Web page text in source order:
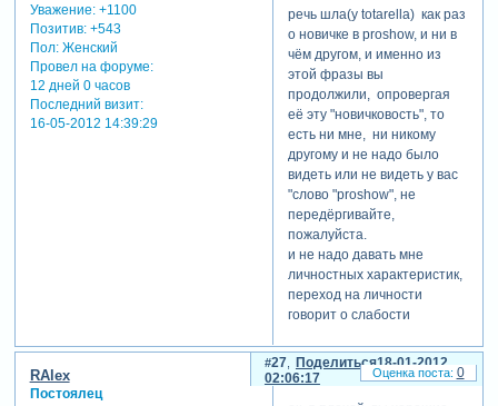
какой ужас... у вас
удивительная фантазия. ну
где вы у меня увидели слово
"proshow"? я писал
совершенно об ином. о том,
что новичку простительно
все, пока он новичок и пусть
берет количеством, изучает
это дело, если сразу не
выходит качеством. а вот
если не новичок - тут и
спрос другой. я возразил
увиденному в сообщениях
мнению, что человек, только
начав осваивать какое-то
дело, должен медленно и
не торопясь, мелкими
шажками идти к созданию
Уважение: +1100
Позитив: +543
Пол:Женский
Провел на форуме:
12 дней 0 часов
Последний визит:
16-05-2012 14:39:29
речь шла(у totarella) как раз
о новичке в proshow, и ни в
чём другом, и именно из
этой фразы вы
продолжили, опровергая
её эту "новичковость", то
есть ни мне, ни никому
другому и не надо было
видеть или не видеть у вас
"слово "proshow", не
передёргивайте,
пожалуйста.
и не надо давать мне
личностных характеристик,
переход на личности
говорит о слабости
отсутствии, и это
отсутствие подменяется
Поделиться
27
18-01-2012
02:06:17
RAlex
Постоялец
0